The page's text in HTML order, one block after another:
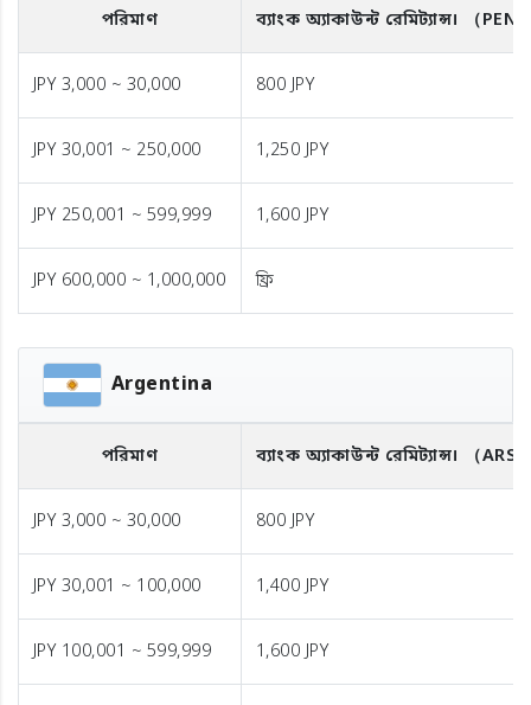
পরিমাণ ব্যাংক অ্যাকাউন্ট রেমিট্যান্স। （PEN
JPY 3,000 ~ 30,000 800 JPY
JPY 30,001 ~ 250,000 1,250 JPY
JPY 250,001 ~ 599,999 1,600 JPY
JPY 600,000 ~ 1,000,000 ফ্রি
Argentina
পরিমাণ ব্যাংক অ্যাকাউন্ট রেমিট্যান্স। （ARS
JPY 3,000 ~ 30,000 800 JPY
JPY 30,001 ~ 100,000 1,400 JPY
JPY 100,001 ~ 599,999 1,600 JPY